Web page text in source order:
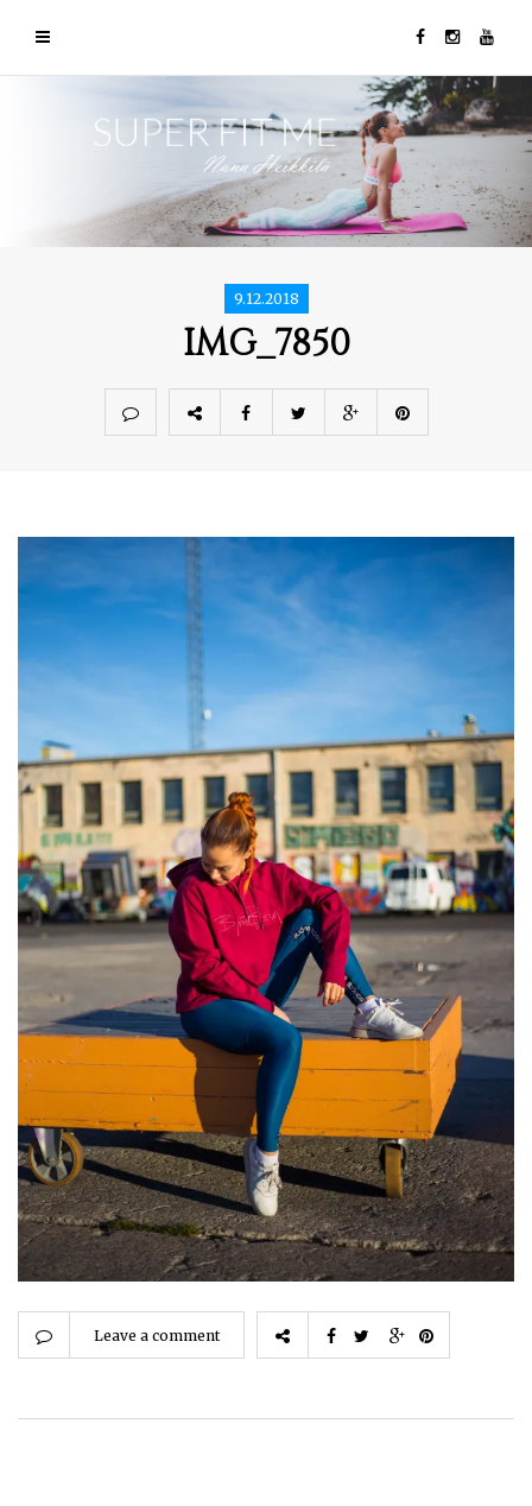
9.12.2018
IMG_7850
Leave a comment